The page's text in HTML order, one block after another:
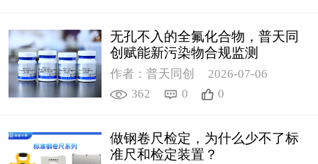
无孔不入的全氟化合物，普天同
创赋能新污染物合规监测
作者：普天同创
2026-07-06
362
0 0
做钢卷尺检定，为什么少不了标
准尺和检定装置？